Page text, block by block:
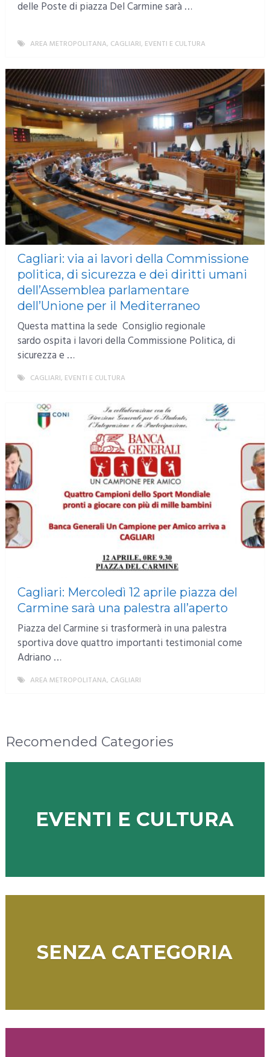
delle Poste di piazza Del Carmine sarà …
AREA METROPOLITANA, CAGLIARI, EVENTI E CULTURA
Cagliari: via ai lavori della Commissione
politica, di sicurezza e dei diritti umani
dell’Assemblea parlamentare
dell’Unione per il Mediterraneo
Questa mattina la sede Consiglio regionale
sardo ospita i lavori della Commissione Politica, di
sicurezza e …
CAGLIARI, EVENTI E CULTURA
Cagliari: Mercoledì 12 aprile piazza del
Carmine sarà una palestra all’aperto
Piazza del Carmine si trasformerà in una palestra
sportiva dove quattro importanti testimonial come
Adriano …
AREA METROPOLITANA, CAGLIARI
Recomended Categories
EVENTI E CULTURA
SENZA CATEGORIA